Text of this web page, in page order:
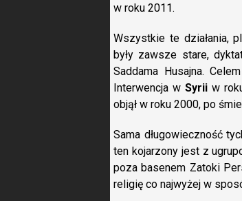
w roku 2011.
Wszystkie te działania,
były zawsze stare,
Saddama Husajna.
Interwencja w Syriiw
objął w roku 2000, po
Sama długowieczność
ten kojarzony jest z
poza basenem Zatoki
religię co najwyżej w